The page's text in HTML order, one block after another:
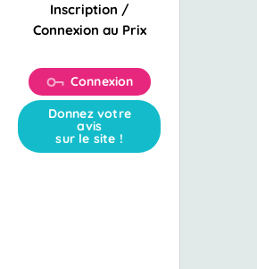
Inscription /
Connexion au Prix
Connexion
Donnez votre
avis
sur le site !